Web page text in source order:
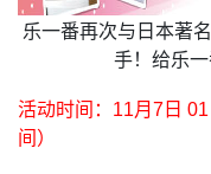
乐一番再次与日本著
手！给乐一
活动时间：11月7日
间）